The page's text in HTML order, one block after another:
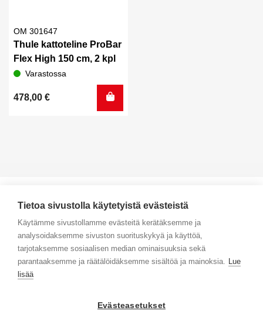
OM 301647
Thule kattoteline ProBar
Flex High 150 cm, 2 kpl
Varastossa
478,00 €
Yhteystiedot
Selaa tuotteita
Tietoa sivustolla käytetyistä evästeistä
Käytämme sivustollamme evästeitä kerätäksemme ja
analysoidaksemme sivuston suorituskykyä ja käyttöä,
tarjotaksemme sosiaalisen median ominaisuuksia sekä
parantaaksemme ja räätälöidäksemme sisältöä ja mainoksia. Lue
lisää
Evästeasetukset